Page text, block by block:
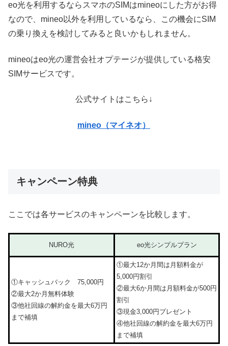
eo光を利用するならスマホのSIMはmineoにした方がお得
なので、mineo以外を利用しているなら、この機会にSIM
の乗り換えを検討してみると良いかもしれません。
mineoはeo光の運営会社オプテージが提供している格安
SIMサービスです。
公式サイトはこちら↓
mineo（マイネオ）
キャンペーン特典
ここでは各サービスのキャンペーンを比較します。
NURO光 eo光シンプルプラン
①キャッシュバック 75,000円
②最大2か月無料体験
③他社回線の解約金を最大6万円
まで補填
①最大12か月間は月額料金が
5,000円割引
②最大6か月間は月額料金が500円
割引
③現金3,000円プレゼント
④他社回線の解約金を最大6万円
まで補填